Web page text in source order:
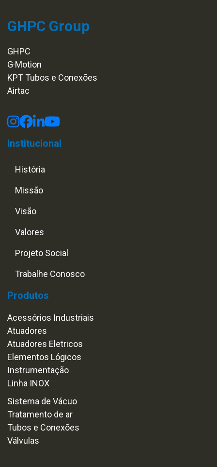
GHPC Group
GHPC
G·Motion
KPT Tubos e Conexões
Airtac
Institucional
História
Missão
Visão
Valores
Projeto Social
Trabalhe Conosco
Produtos
Acessórios Industriais
Atuadores
Atuadores Eletricos
Elementos Lógicos
Instrumentação
Linha INOX
Sistema de Vácuo
Tratamento de ar
Tubos e Conexões
Válvulas